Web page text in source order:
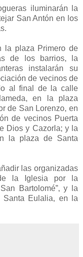
iluminarán la
San Antón en los
la plaza Primero de
de los barrios, la
instalarán su
de vecinos de
al final de la calle
en la plaza
de San Lorenzo, en
de vecinos Puerta
Dios y Cazorla; y la
la plaza de Santa
las organizadas
la Iglesia por la
Bartolomé”, y la
Eulalia, en la